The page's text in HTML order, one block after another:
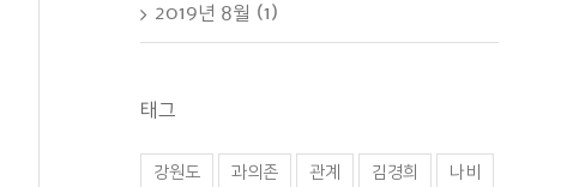
2019년 8월 (1)
태그
강원도 과의존 관계 김경희 나비